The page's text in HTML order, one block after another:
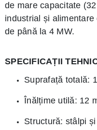
de mare capacitate
industrial și
de până la 4 MW.
SPECIFICAȚII
Suprafață totală:
Înălțime utilă: 12
Structură: stâlpi